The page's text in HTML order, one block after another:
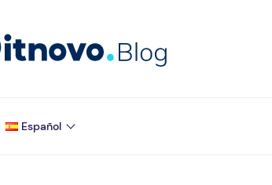
Español